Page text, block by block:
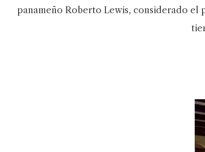
panameño Roberto Lewis, considerado el